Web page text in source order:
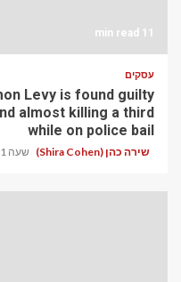
11 min read
עסקים
Levy is found guilty
almost killing a third
while on police bail
שירה כהן (Shira Cohen) שעה 1 ago